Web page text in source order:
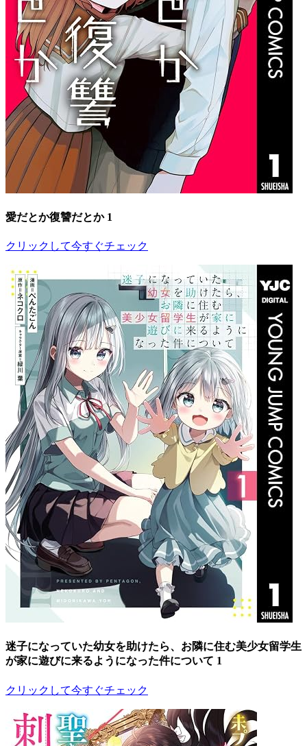
愛だとか復讐だとか 1
クリックして今すぐチェック
迷子になっていた幼女を助けたら、お隣に住む美少女留学生
が家に遊びに来るようになった件について 1
クリックして今すぐチェック